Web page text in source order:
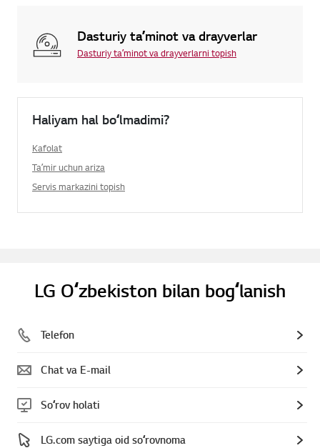
Dasturiy taʼminot va drayverlar
Dasturiy taʼminot va drayverlarni topish
Haliyam hal boʻlmadimi?
Kafolat
Taʼmir uchun ariza
Servis markazini topish
LG Oʻzbekiston bilan bogʻlanish
Telefon
Chat va E-mail
Soʻrov holati
LG.com saytiga oid soʻrovnoma